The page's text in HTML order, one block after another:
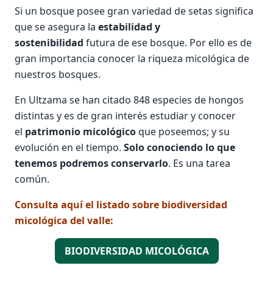
Si un bosque posee gran variedad de setas significa
que se asegura la estabilidad y
sostenibilidad futura de ese bosque. Por ello es de
gran importancia conocer la riqueza micológica de
nuestros bosques.
En Ultzama se han citado 848 especies de hongos
distintas y es de gran interés estudiar y conocer
el patrimonio micológicoque poseemos; y su
evolución en el tiempo. Solo conociendo lo que
tenemos podremos conservarlo. Es una tarea
común.
Consulta aquí el listado sobre biodiversidad
micológica del valle:
BIODIVERSIDAD MICOLÓGICA